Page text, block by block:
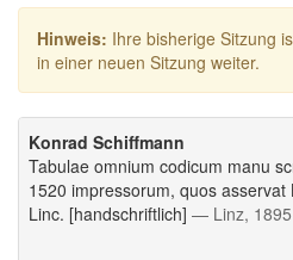
Hinweis: Ihre bisherige Sitzung
in einer neuen Sitzung weiter.
Konrad Schiffmann
Tabulae omnium codicum manu
1520 impressorum, quos
Linc. [handschriftlich] — Linz, 1895